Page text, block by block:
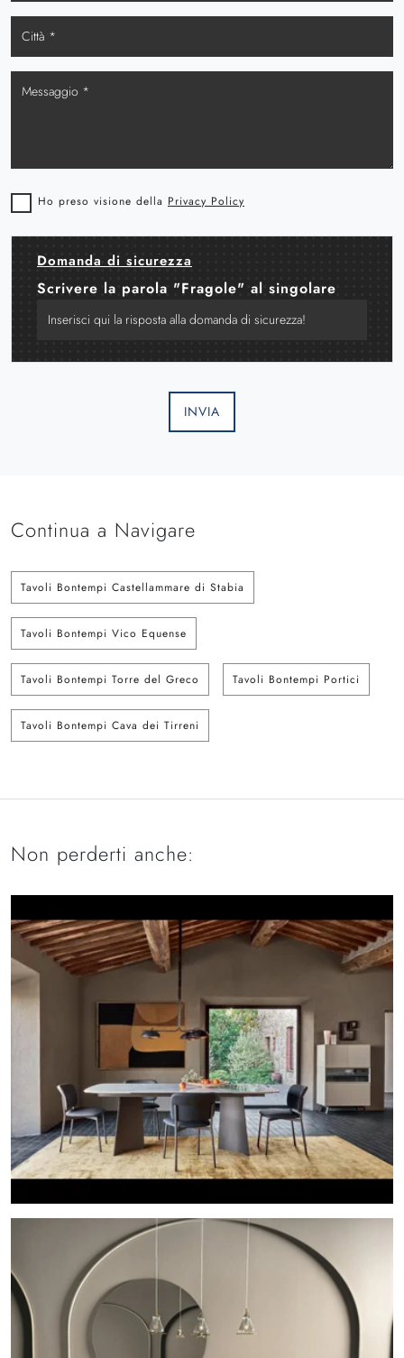
Ho preso visione della Privacy Policy
Domanda di sicurezza
Scrivere la parola "Fragole" al singolare
INVIA
Continua a Navigare
Tavoli Bontempi Castellammare di Stabia
Tavoli Bontempi Vico Equense
Tavoli Bontempi Torre del Greco Tavoli Bontempi Portici
Tavoli Bontempi Cava dei Tirreni
Non perderti anche: